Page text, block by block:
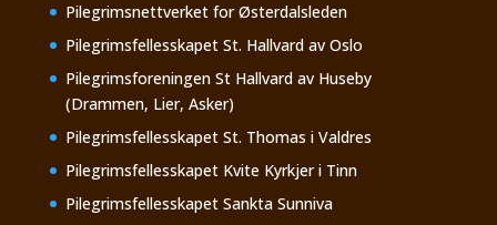
Pilegrimsnettverket for Østerdalsleden
Pilegrimsfellesskapet St. Hallvard av Oslo
Pilegrimsforeningen St Hallvard av Huseby
(Drammen, Lier, Asker)
Pilegrimsfellesskapet St. Thomas i Valdres
Pilegrimsfellesskapet Kvite Kyrkjer i Tinn
Pilegrimsfellesskapet Sankta Sunniva